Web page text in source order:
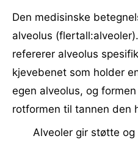
Den medisinske
alveolus
refererer alveolus
kjevebenet som holder
egen alveolus, og
rotformen til tannen den
Alveoler gir støtte